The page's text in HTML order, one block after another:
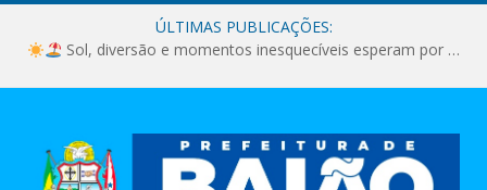
ÚLTIMAS PUBLICAÇÕES:
Sol, diversão e momentos inesquecíveis esperam por você!